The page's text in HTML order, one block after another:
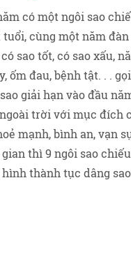
có một ngôi sao
cùng một năm đàn
sao tốt, có sao xấu,
ốm đau, bệnh tật. . .
giải hạn vào đầu
trời với mục đích
mạnh, bình an, vạn
thì 9 ngôi sao
thành tục dâng